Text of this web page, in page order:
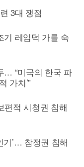
3대 쟁점
기 레임덕 가를 숙
… “미국의 한국 파
가치’”
편적 시청권 침해
기’… 참정권 침해